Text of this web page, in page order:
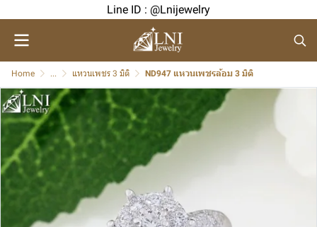
Line ID : @Lnijewelry
Home ... แหวนเพชร 3 มิติ ND947 แหวนเพชรล้อม 3 มิติ